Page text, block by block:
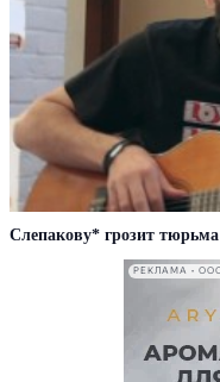
Слепакову* грозит тюрьма